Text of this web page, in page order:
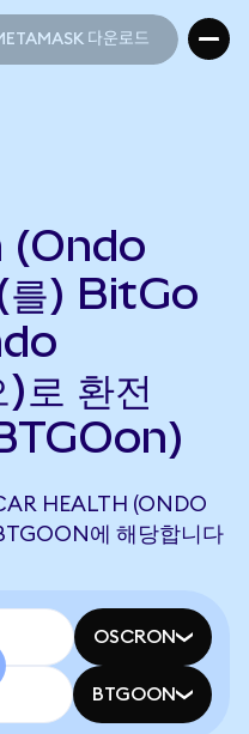
다운로드
(Ondo
를) BitGo
환전
HEALTH (ONDO
에 해당합니다
OSCRON
BTGOON